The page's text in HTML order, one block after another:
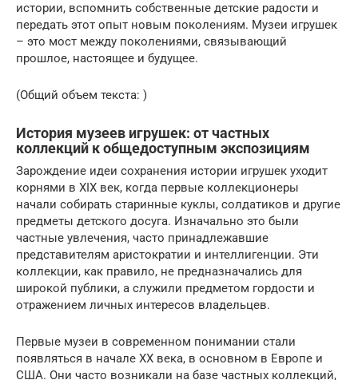
истории, вспомнить собственные детские радости и
передать этот опыт новым поколениям. Музеи игрушек
– это мост между поколениями, связывающий
прошлое, настоящее и будущее.
(Общий объем текста: )
История музеев игрушек: от частных
коллекций к общедоступным экспозициям
Зарождение идеи сохранения истории игрушек уходит
корнями в XIX век, когда первые коллекционеры
начали собирать старинные куклы, солдатиков и другие
предметы детского досуга. Изначально это были
частные увлечения, часто принадлежавшие
представителям аристократии и интеллигенции. Эти
коллекции, как правило, не предназначались для
широкой публики, а служили предметом гордости и
отражением личных интересов владельцев.
Первые музеи в современном понимании стали
появляться в начале XX века, в основном в Европе и
США. Они часто возникали на базе частных коллекций,